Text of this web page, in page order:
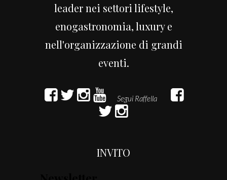
leader nei settori lifestyle,
enogastronomia, luxury e
nell'organizzazione di grandi
eventi.
INVITO